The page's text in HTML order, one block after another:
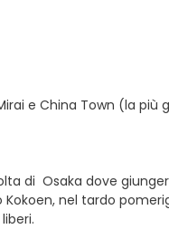
e China Town (la più
di Osaka dove
nel tardo